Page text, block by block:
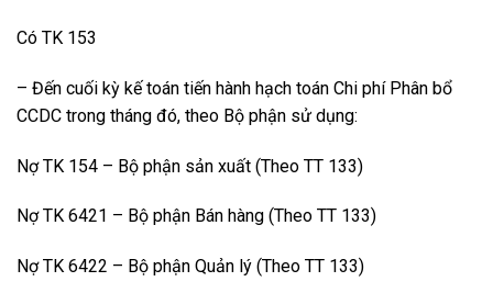
Có TK 153
– Đến cuối kỳ kế toán tiến hành hạch toán Chi phí Phân bổ
CCDC trong tháng đó, theo Bộ phận sử dụng:
Nợ TK 154 – Bộ phận sản xuất (Theo TT 133)
Nợ TK 6421 – Bộ phận Bán hàng (Theo TT 133)
Nợ TK 6422 – Bộ phận Quản lý (Theo TT 133)